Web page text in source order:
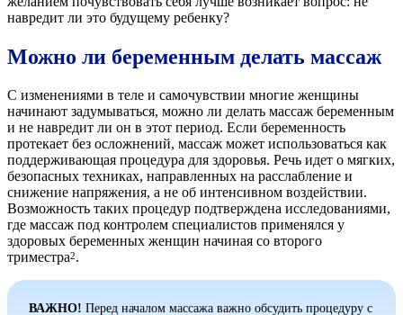
навредит ли это будущему ребенку?
Можно ли беременным делать массаж
С изменениями в теле и самочувствии многие женщины
начинают задумываться, можно ли делать массаж беременным
и не навредит ли он в этот период. Если беременность
протекает без осложнений, массаж может использоваться как
поддерживающая процедура для здоровья. Речь идет о мягких,
безопасных техниках, направленных на расслабление и
снижение напряжения, а не об интенсивном воздействии.
Возможность таких процедур подтверждена исследованиями,
где массаж под контролем специалистов применялся у
здоровых беременных женщин начиная со второго
триместра2.
ВАЖНО! Перед началом массажа важно обсудить процедуру с